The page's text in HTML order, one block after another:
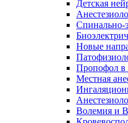
Детская
Спинально-
Новые
Пропофол в
Местная
Волемия и